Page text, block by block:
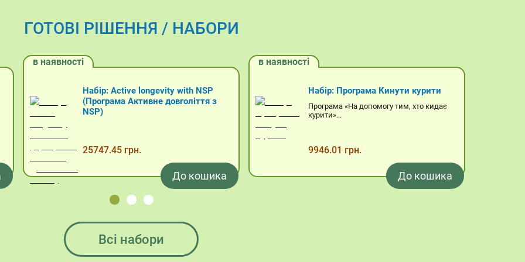
ГОТОВІ РІШЕННЯ / НАБОРИ
в наявності
Набір: Програма Кинути курити
Програма «На допомогу тим, хто кидає
курити»...
9946.01 грн.
До кошика
в наявності
Набір: Програма Стоп набряк
Програма «Стоп набряк» покликана
допомогти організму зі...
8311.4 грн.
До кошика
Всі набори
Кошик